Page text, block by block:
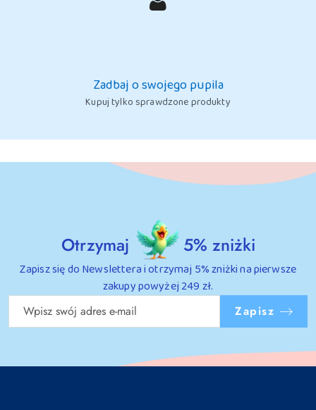
Zadbaj o swojego pupila
Kupuj tylko sprawdzone produkty
Otrzymaj 5% zniżki
Zapisz się do Newslettera i otrzymaj 5% zniżki na pierwsze
zakupy powyżej 249 zł.
Zapisz